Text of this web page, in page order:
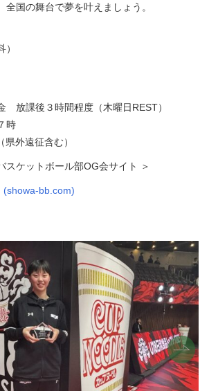
全国の舞台で夢を叶えましょう。
放課後３時間程度（木曜日REST）
時
外遠征含む）
スケットボール部OG会サイト ＞
(showa-bb.com)